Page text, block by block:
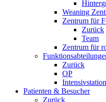
Weaning
Zentrum für
Zurück
Team
Zentrum für
Zurück
OP
Intensivstation
Patienten & Besucher
Zurück